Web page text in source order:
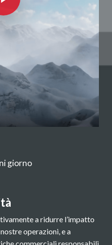
giorno
a ridurre l’impatto
operazioni, e a